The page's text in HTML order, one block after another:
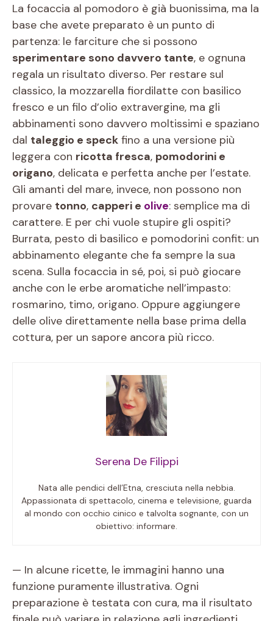
La focaccia al pomodoro è già buonissima, ma la
base che avete preparato è un punto di
partenza: le farciture che si possono
sperimentare sono davvero tante, e ognuna
regala un risultato diverso. Per restare sul
classico, la mozzarella fiordilatte con basilico
fresco e un filo d’olio extravergine, ma gli
abbinamenti sono davvero moltissimi e spaziano
dal taleggio e speck fino a una versione più
leggera con ricotta fresca, pomodorini e
origano, delicata e perfetta anche per l’estate.
Gli amanti del mare, invece, non possono non
provare tonno, capperi e olive: semplice ma di
carattere. E per chi vuole stupire gli ospiti?
Burrata, pesto di basilico e pomodorini confit: un
abbinamento elegante che fa sempre la sua
scena. Sulla focaccia in sé, poi, si può giocare
anche con le erbe aromatiche nell’impasto:
rosmarino, timo, origano. Oppure aggiungere
delle olive direttamente nella base prima della
cottura, per un sapore ancora più ricco.
Serena De Filippi
Nata alle pendici dell’Etna, cresciuta nella nebbia.
Appassionata di spettacolo, cinema e televisione, guarda
al mondo con occhio cinico e talvolta sognante, con un
obiettivo: informare.
— In alcune ricette, le immagini hanno una
funzione puramente illustrativa. Ogni
preparazione è testata con cura, ma il risultato